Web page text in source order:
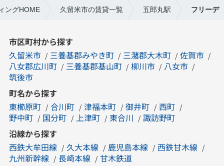
ングHOME 久留米市の賃貸一覧 五郎丸駅 フリーデ
市区町村から探す
久留米市
三養基郡みやき町 三潴郡大木町
佐賀市
八女郡広川町
三養基郡基山町 柳川市
八女市
筑後市
町名から探す
東櫛原町
合川町 津福本町 御井町
西町
野中町
国分町 上津町 東合川
諏訪野町
沿線から探す
西鉄大牟田線
久大本線 鹿児島本線
西鉄甘木線
九州新幹線
長崎本線
甘木鉄道